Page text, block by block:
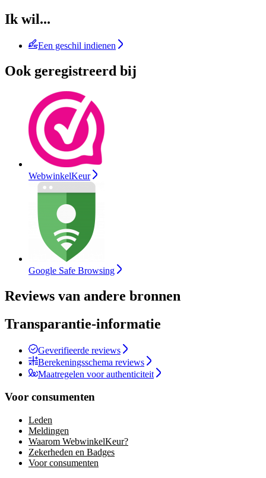
Ik wil...
Een geschil indienen
Ook geregistreerd bij
WebwinkelKeur
Google Safe Browsing
Reviews van andere bronnen
Transparantie-informatie
Geverifieerde reviews
Berekeningsschema reviews
Maatregelen voor authenticiteit
Voor consumenten
Leden
Meldingen
Waarom WebwinkelKeur?
Zekerheden en Badges
Voor consumenten